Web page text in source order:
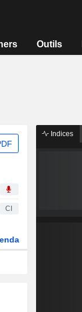
Outils
CI
Indices